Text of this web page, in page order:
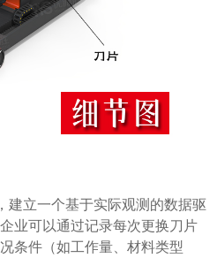
建立一个基于实际观测的数据驱
业可以通过记录每次更换刀片
条件（如工作量、材料类型